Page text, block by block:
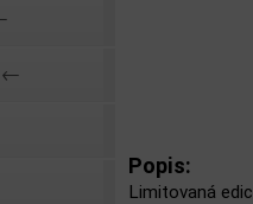
←
Popis:
Limitovaná